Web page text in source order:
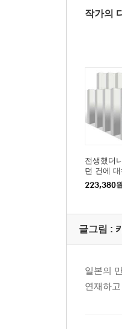
작가의
전생했더
던 건에
세트
223,380원
글그림 :
일본의
연재하